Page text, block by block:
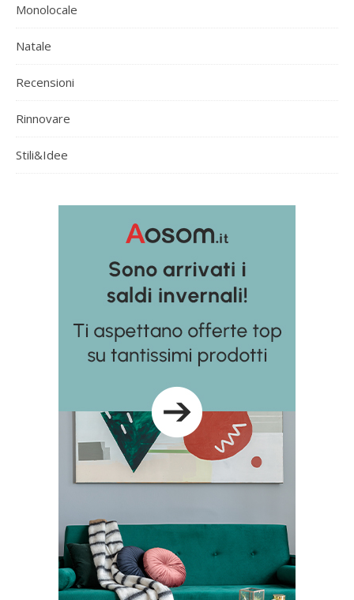
Monolocale
Natale
Recensioni
Rinnovare
Stili&Idee